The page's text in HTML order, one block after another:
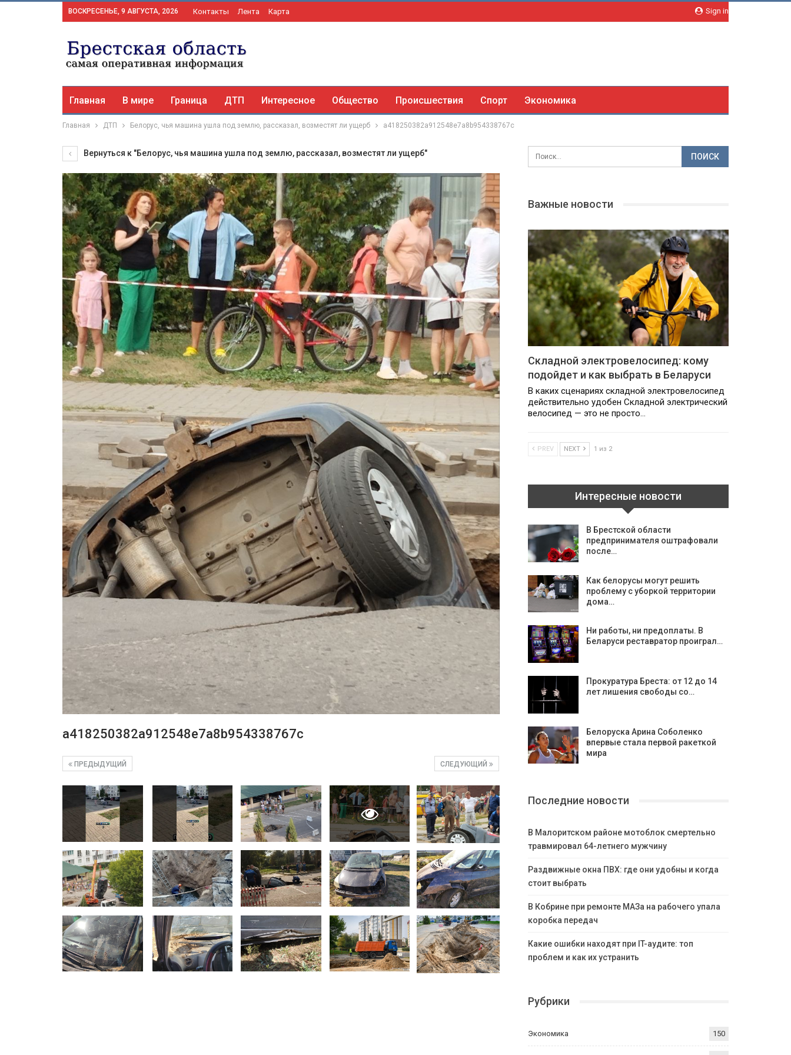
Sign in
ВОСКРЕСЕНЬЕ, 9 АВГУСТА, 2026 Контакты Лента Карта
Главная В мире Граница ДТП Интересное Общество Происшествия Спорт Экономика
Главная ДТП Белорус, чья машина ушла под землю, рассказал, возместят ли ущерб a418250382a912548e7a8b954338767c
Вернуться к "Белорус, чья машина ушла под землю, рассказал, возместят ли ущерб"
a418250382a912548e7a8b954338767c
СЛЕДУЮЩИЙ
ПРЕДЫДУЩИЙ
Важные новости
Складной электровелосипед: кому
подойдет и как выбрать в Беларуси
В каких сценариях складной электровелосипед
действительно удобен Складной электрический
велосипед — это не просто…
PREV NEXT 1 из 2
Интересные новости
В Брестской области
предпринимателя оштрафовали
после…
Как белорусы могут решить
проблему с уборкой территории
дома…
Ни работы, ни предоплаты. В
Беларуси реставратор проиграл…
Прокуратура Бреста: от 12 до 14
лет лишения свободы со…
Белоруска Арина Соболенко
впервые стала первой ракеткой
мира
Последние новости
В Малоритском районе мотоблок смертельно
травмировал 64-летнего мужчину
Раздвижные окна ПВХ: где они удобны и когда
стоит выбрать
В Кобрине при ремонте МАЗа на рабочего упала
коробка передач
Какие ошибки находят при IT-аудите: топ
проблем и как их устранить
Рубрики
Экономика 150